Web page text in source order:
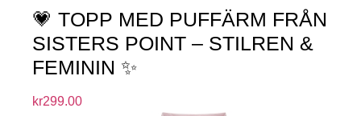
💗 TOPP MED PUFFÄRM FRÅN
SISTERS POINT – STILREN &
FEMININ ✨
kr299.00